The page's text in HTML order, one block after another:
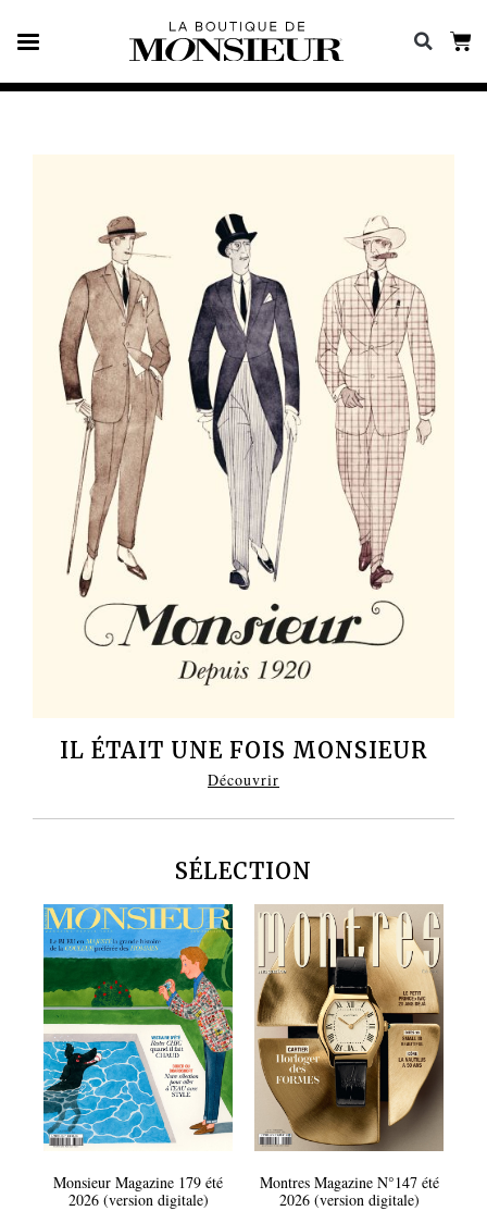
IL ÉTAIT UNE FOIS MONSIEUR
Découvrir
SÉLECTION
Monsieur Magazine 179 été
2026 (version digitale)
Montres Magazine N°147 été
2026 (version digitale)